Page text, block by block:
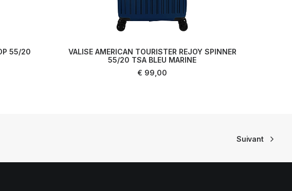
55/20
AJOUTER AU PANIER
VALISE AMERICAN TOURISTER REJOY SPINNER
55/20 TSA BLEU MARINE
€ 99,00
Suivant